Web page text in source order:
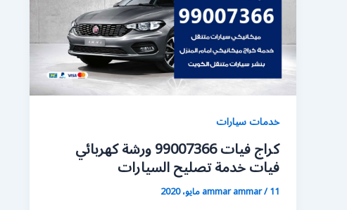
خدمات سيارات
كراج فيات 99007366 ورشة كهربائي
فيات خدمة تصليح السيارات
ammar ammar/11 مايو، 2020